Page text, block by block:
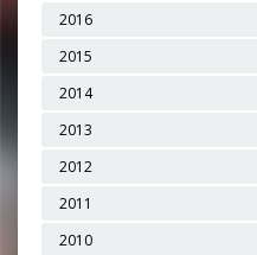
2016
2015
2014
2013
2012
2011
2010